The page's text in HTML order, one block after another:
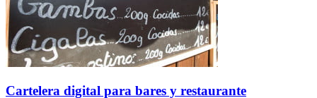
Cartelera digital para bares y restaurante